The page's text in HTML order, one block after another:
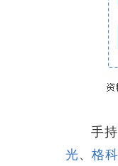
手
光、格